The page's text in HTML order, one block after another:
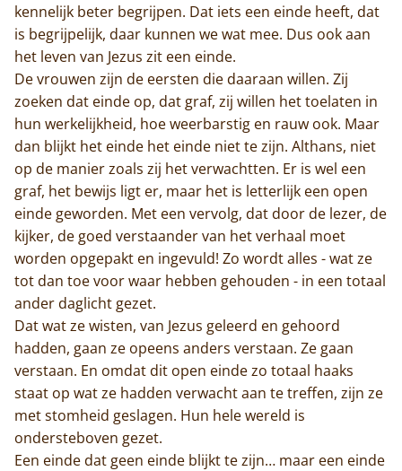
De abdij
Actueel
Monnik worden
Contact
kennelijk beter begrijpen. Dat iets een einde heeft, dat
is begrijpelijk, daar kunnen we wat mee. Dus ook aan
het leven van Jezus zit een einde.
De vrouwen zijn de eersten die daaraan willen. Zij
zoeken dat einde op, dat graf, zij willen het toelaten in
hun werkelijkheid, hoe weerbarstig en rauw ook. Maar
dan blijkt het einde het einde niet te zijn. Althans, niet
op de manier zoals zij het verwachtten. Er is wel een
graf, het bewijs ligt er, maar het is letterlijk een open
einde geworden. Met een vervolg, dat door de lezer, de
kijker, de goed verstaander van het verhaal moet
worden opgepakt en ingevuld! Zo wordt alles - wat ze
tot dan toe voor waar hebben gehouden - in een totaal
ander daglicht gezet.
Dat wat ze wisten, van Jezus geleerd en gehoord
hadden, gaan ze opeens anders verstaan. Ze gaan
verstaan. En omdat dit open einde zo totaal haaks
staat op wat ze hadden verwacht aan te treffen, zijn ze
met stomheid geslagen. Hun hele wereld is
ondersteboven gezet.
Een einde dat geen einde blijkt te zijn… maar een einde